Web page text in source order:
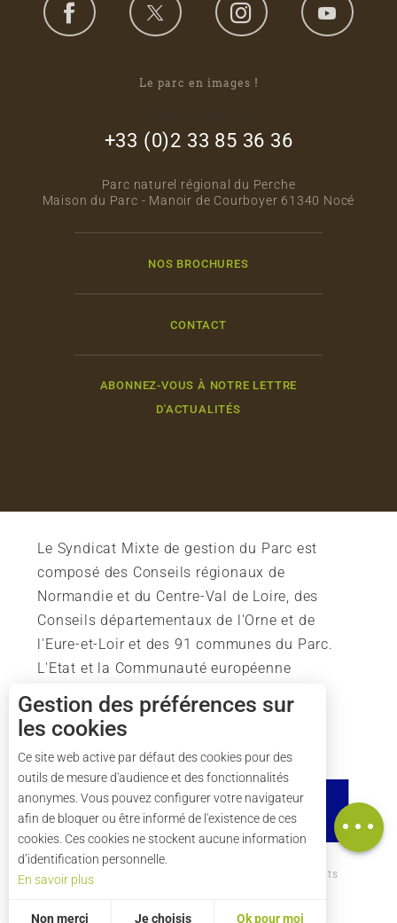
Horaires
Carte
Le parc en images !
+33 (0)2 33 85 36 36
Parc naturel régional du Perche
Maison du Parc - Manoir de Courboyer 61340 Nocé
NOS BROCHURES
CONTACT
ABONNEZ-VOUS À NOTRE LETTRE
D'ACTUALITÉS
Le Syndicat Mixte de gestion du Parc est
composé des Conseils régionaux de
Normandie et du Centre-Val de Loire, des
Conseils départementaux de l'Orne et de
l'Eure-et-Loir et des 91 communes du Parc.
L'Etat et la Communauté européenne
soutiennent également l'action du Parc.
Comment venir ? Crédits
Gestion des préférences sur
les cookies
Ce site web active par défaut des cookies pour des
outils de mesure d'audience et des fonctionnalités
anonymes. Vous pouvez configurer votre navigateur
afin de bloquer ou être informé de l'existence de ces
cookies. Ces cookies ne stockent aucune information
d’identification personnelle.
En savoir plus
Non merci Je choisis Ok pour moi